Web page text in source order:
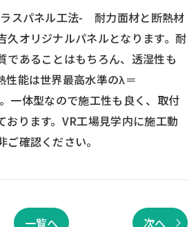
スパネル工法- 耐力面材と断熱材
久オリジナルパネルとなります。耐
であることはもちろん、透湿性も
性能は世界最高水準のλ＝
一体型なので施工性も良く、取付
おります。VR工場見学内に施工動
確認ください。
一覧へ 次へ